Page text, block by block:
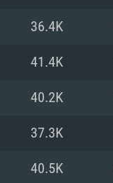
36.4K
41.4K
40.2K
37.3K
40.5K